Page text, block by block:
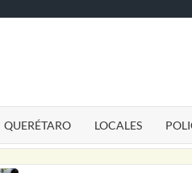
QUERÉTARO LOCALES